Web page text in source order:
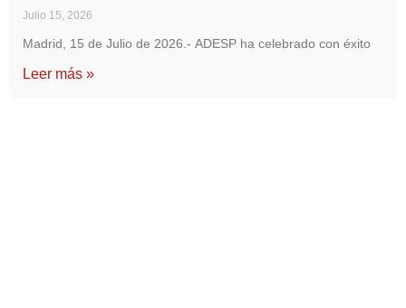
Julio 15, 2026
Madrid, 15 de Julio de 2026.- ADESP ha celebrado con éxito
Leer más »